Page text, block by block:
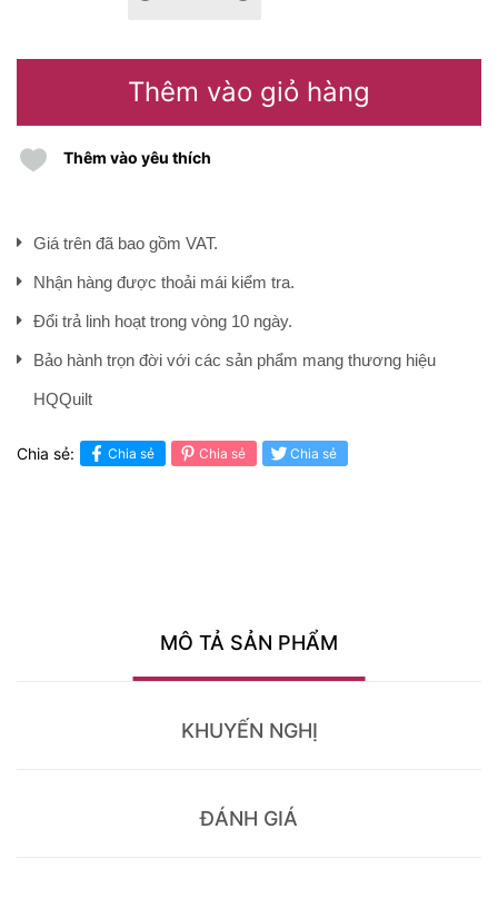
Thêm vào giỏ hàng
Thêm vào yêu thích
Giá trên đã bao gồm VAT.
Nhận hàng được thoải mái kiểm tra.
Đổi trả linh hoạt trong vòng 10 ngày.
Bảo hành trọn đời với các sản phẩm mang thương hiệu
HQQuilt
Chia sẻ: Chia sẻ Chia sẻ Chia sẻ
MÔ TẢ SẢN PHẨM
KHUYẾN NGHỊ
ĐÁNH GIÁ